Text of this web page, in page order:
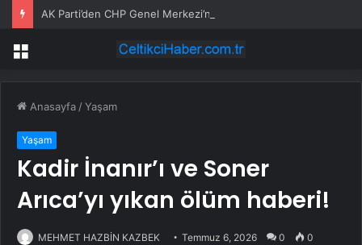
Menü
Anasayfa /Yaşam
Yaşam
Kadir İnanır’ı ve Soner
Arıca’yı yıkan ölüm haberi!
MEHMET HAZBİN KAZBEK Temmuz 6, 2026 0 0